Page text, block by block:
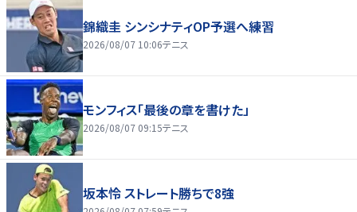
錦織圭 シンシナティOP予選へ練習
2026/08/07 10:06テニス
モンフィス「最後の章を書けた」
2026/08/07 09:15テニス
坂本怜 ストレート勝ちで8強